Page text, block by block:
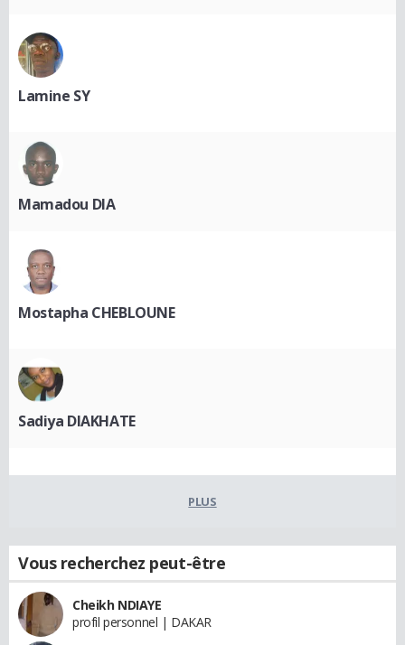
Lamine SY
Mamadou DIA
Mostapha CHEBLOUNE
Sadiya DIAKHATE
PLUS
Vous recherchez peut-être
Cheikh NDIAYE
profil personnel | DAKAR